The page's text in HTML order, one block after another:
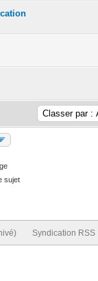
sujet
Syndication RSS